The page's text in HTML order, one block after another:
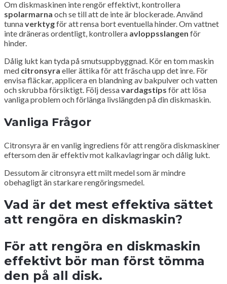
Om diskmaskinen inte rengör effektivt, kontrollera
spolarmarna och se till att de inte är blockerade. Använd
tunnaverktygför att rensa bort eventuella hinder. Om vattnet
inte dräneras ordentligt, kontrollera avloppsslangen för
hinder.
Dålig lukt kan tyda på smutsuppbyggnad. Kör en tom maskin
med citronsyra eller ättika för att fräscha upp det inre. För
envisa fläckar, applicera en blandning av bakpulver och vatten
och skrubba försiktigt. Följ dessavardagstips för att lösa
vanliga problem och förlänga livslängden på din diskmaskin.
Vanliga Frågor
Citronsyra är en vanlig ingrediens för att rengöra diskmaskiner
eftersom den är effektiv mot kalkavlagringar och dålig lukt.
Dessutom är citronsyra ett milt medel som är mindre
obehagligt än starkare rengöringsmedel.
Vad är det mest effektiva sättet
att rengöra en diskmaskin?
För att rengöra en diskmaskin
effektivt bör man först tömma
den på all disk.